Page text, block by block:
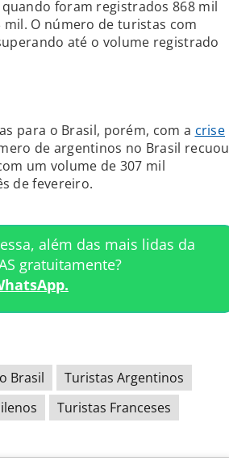
foram registrados 868 mil
mil. O número de turistas com
até o volume registrado
para o Brasil, porém, com a crise
de argentinos no Brasil recuou
um volume de 307 mil
de fevereiro.
além das mais lidas da
gratuitamente?
Brasil
Turistas Argentinos
Turistas Franceses